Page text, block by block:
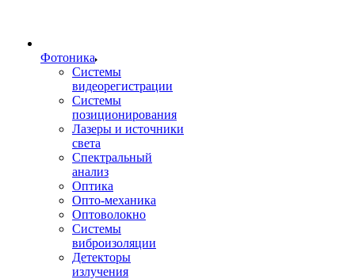
Фотоника
Cистемы
видеорегистрации
Системы
позиционирования
Лазеры и источники
света
Спектральный
анализ
Оптика
Опто-механика
Оптоволокно
Системы
виброизоляции
Детекторы
излучения